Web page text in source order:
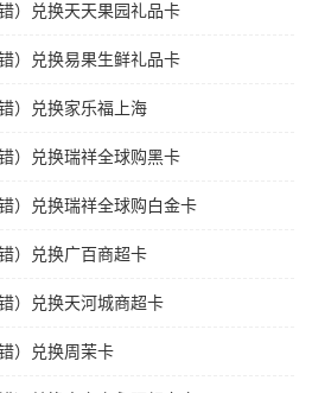
）兑换天天果园礼品卡
）兑换易果生鲜礼品卡
）兑换家乐福上海
）兑换瑞祥全球购黑卡
）兑换瑞祥全球购白金卡
）兑换广百商超卡
）兑换天河城商超卡
）兑换周茉卡